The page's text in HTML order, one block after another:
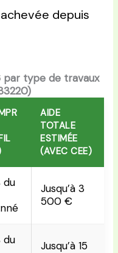
depuis
par type de travaux
AIDE
TOTALE
ESTIMÉE
(AVEC CEE)
du
Jusqu’à 3
500 €
du
Jusqu’à 15